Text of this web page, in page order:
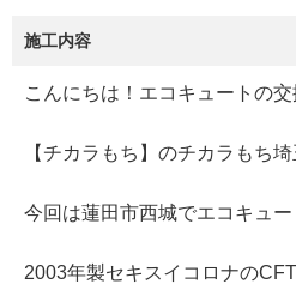
施工内容
こんにちは！エコキュートの
【チカラもち】のチカラもち埼
今回は蓮田市西城でエコキュー
2003年製セキスイコロナの